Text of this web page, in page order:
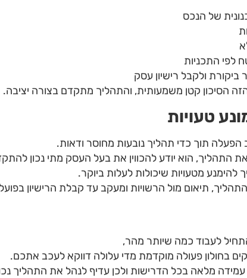
של הנכס
לפי התכניות
ביקורת ולקבל רישיון עסק
הסיכון קטן משמעותית, והתהליך מתקדם בצורה יציבה.
טעויות
תוך כדי תהליך נובעות מחוסר ודאות.
התהליך, הוא יודע להכווין את בעל העסק מתי נכון
להימנע מטעויות שיכולות לעלות ביוקר.
התהליך, תיאום מול הרשויות ומעקב עד קבלת הרישיון
לעבוד כמה שיותר מהר,
בחולון פעולה מוקדמת מדי עלולה דווקא לעכב אתכם.
עמידה מלאה בכל הדרישות ולכן עדיף לנהל את התהליך